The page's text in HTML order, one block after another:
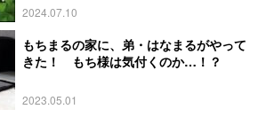
2024.07.10
もちまるの家に、弟・はなまるがやって
きた！ もち様は気付くのか…！？
2023.05.01